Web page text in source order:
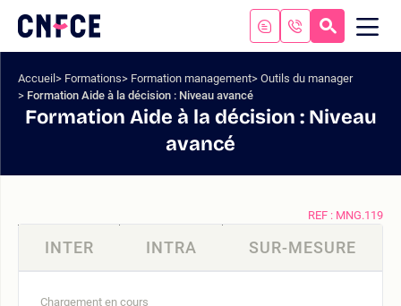
contenu
menu
Aller
Logo
site
Accueil Formations Formation management
Outils du manager
Formation Aide à la décision : Niveau avancé
Formation Aide à la décision : Niveau
avancé
REF : MNG.119
INTER INTRA SUR-MESURE